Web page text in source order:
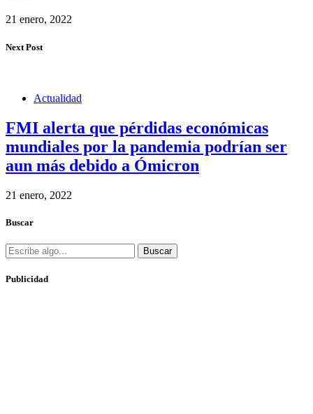
21 enero, 2022
Next Post
Actualidad
FMI alerta que pérdidas económicas
mundiales por la pandemia podrían ser
aun más debido a Ómicron
21 enero, 2022
Buscar
Buscar
Publicidad